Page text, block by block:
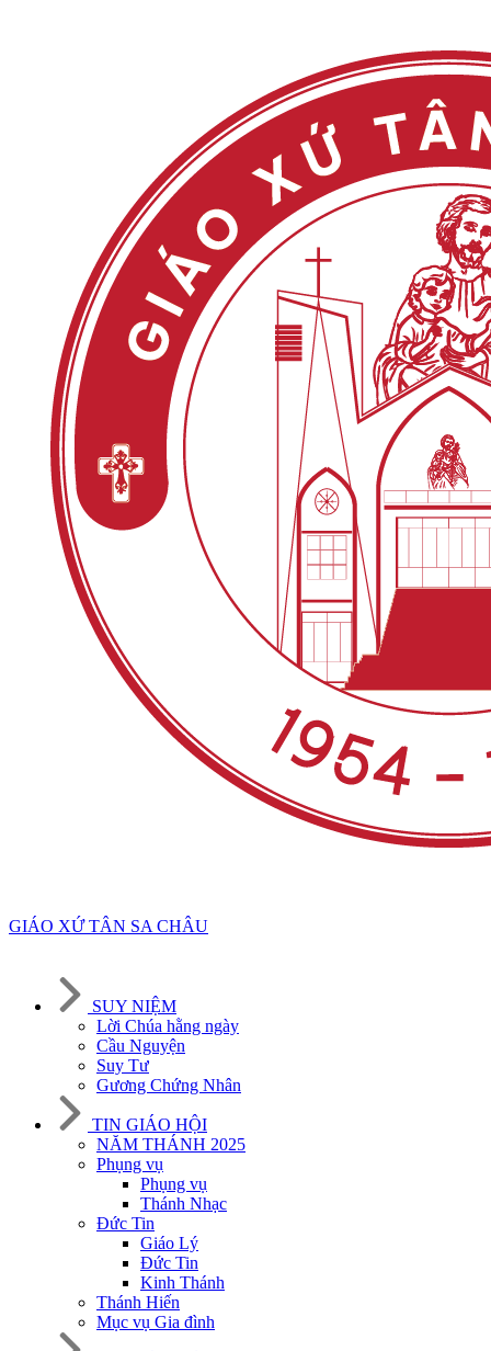
GIÁO XỨ TÂN SA CHÂU
SUY NIỆM
Lời Chúa hằng ngày
Cầu Nguyện
Suy Tư
Gương Chứng Nhân
TIN GIÁO HỘI
NĂM THÁNH 2025
Phụng vụ
Phụng vụ
Thánh Nhạc
Đức Tin
Giáo Lý
Đức Tin
Kinh Thánh
Thánh Hiến
Mục vụ Gia đình